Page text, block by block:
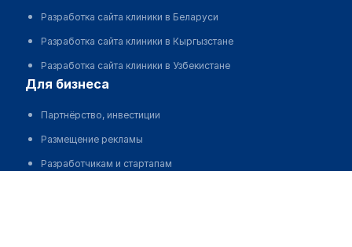
Разработка сайта клиники в Беларуси
Разработка сайта клиники в Кыргызстане
Разработка сайта клиники в Узбекистане
для бизнеса
Партнёрство, инвестиции
Размещение рекламы
Разработчикам и стартапам